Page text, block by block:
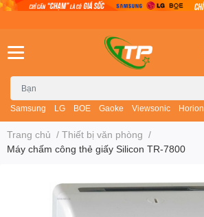
Samsung LG BOE Gaoke Viewsonic Horion
Trang chủ / Thiết bị văn phòng /
Máy chấm công thẻ giấy Silicon TR-7800